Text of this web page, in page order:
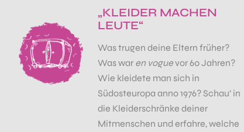
„KLEIDER MACHEN
LEUTE“
Was trugen deine Eltern früher?
Was war en voguevor 60 Jahren?
Wie kleidete man sich in
Südosteuropa anno 1976? Schau‘ in
die Kleiderschränke deiner
Mitmenschen und erfahre, welche